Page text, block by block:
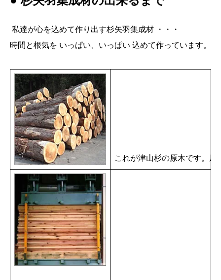
私達が心を込めて作り出す杉矢羽集成材 ・・・
時間と根気を いっぱい、いっぱい 込めて作っています。
これが津山杉の原木です。